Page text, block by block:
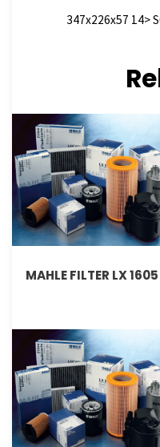
MAHLE FILTER LX 1605